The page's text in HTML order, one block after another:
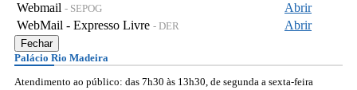
Webmail - SEPOG
Abrir
WebMail - Expresso Livre - DER Abrir
Fechar
Palácio Rio Madeira
Atendimento ao público: das 7h30 às 13h30, de segunda a sexta-feira